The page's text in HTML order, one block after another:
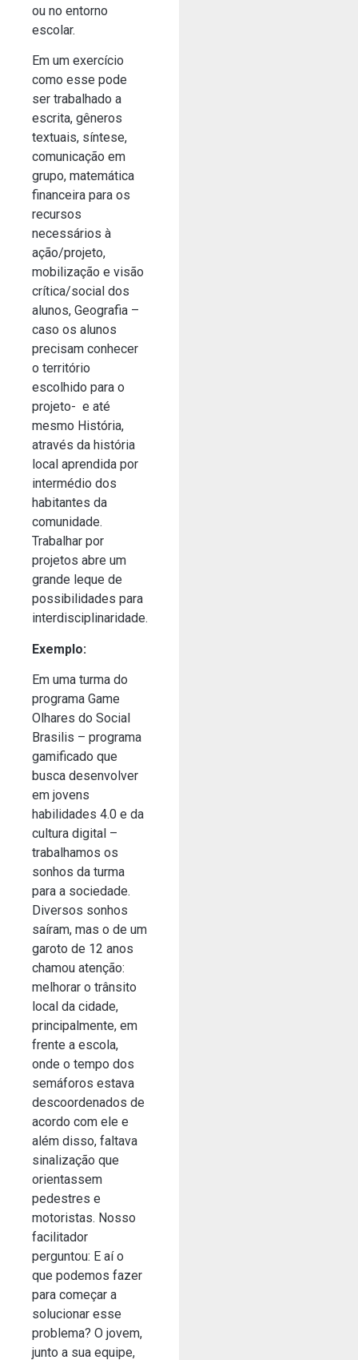
ou no entorno
escolar.
Em um exercício
como esse pode
ser trabalhado a
escrita, gêneros
textuais, síntese,
comunicação em
grupo, matemática
financeira para os
recursos
necessários à
ação/projeto,
mobilização e visão
crítica/social dos
alunos, Geografia –
caso os alunos
precisam conhecer
o território
escolhido para o
projeto- e até
mesmo História,
através da história
local aprendida por
intermédio dos
habitantes da
comunidade.
Trabalhar por
projetos abre um
grande leque de
possibilidades para
interdisciplinaridade.
Exemplo:
Em uma turma do
programa Game
Olhares do Social
Brasilis – programa
gamificado que
busca desenvolver
em jovens
habilidades 4.0 e da
cultura digital –
trabalhamos os
sonhos da turma
para a sociedade.
Diversos sonhos
saíram, mas o de um
garoto de 12 anos
chamou atenção:
melhorar o trânsito
local da cidade,
principalmente, em
frente a escola,
onde o tempo dos
semáforos estava
descoordenados de
acordo com ele e
além disso, faltava
sinalização que
orientassem
pedestres e
motoristas. Nosso
facilitador
perguntou: E aí o
que podemos fazer
para começar a
solucionar esse
problema? O jovem,
junto a sua equipe,